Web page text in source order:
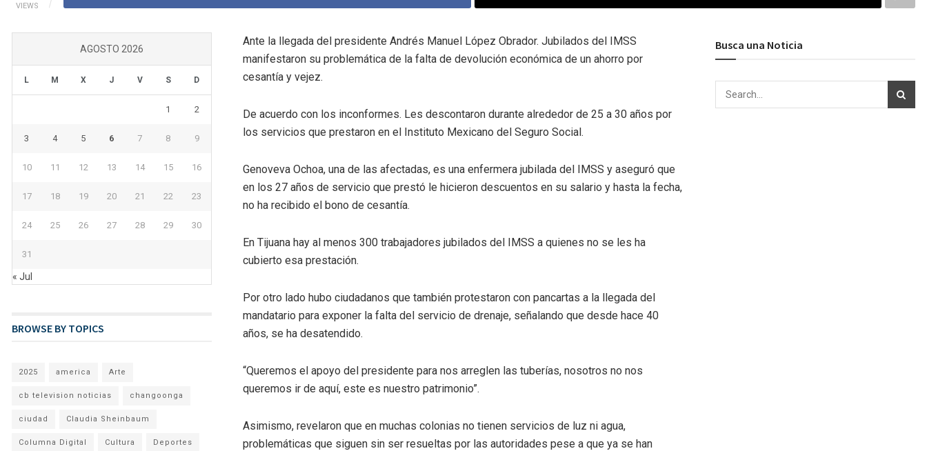
VIEWS
Ante la llegada del presidente Andrés Manuel López Obrador. Jubilados del IMSS
manifestaron su problemática de la falta de devolución económica de un ahorro por
cesantía y vejez.
De acuerdo con los inconformes. Les descontaron durante alrededor de 25 a 30 años por
los servicios que prestaron en el Instituto Mexicano del Seguro Social.
Genoveva Ochoa, una de las afectadas, es una enfermera jubilada del IMSS y aseguró que
en los 27 años de servicio que prestó le hicieron descuentos en su salario y hasta la fecha,
no ha recibido el bono de cesantía.
En Tijuana hay al menos 300 trabajadores jubilados del IMSS a quienes no se les ha
cubierto esa prestación.
Por otro lado hubo ciudadanos que también protestaron con pancartas a la llegada del
mandatario para exponer la falta del servicio de drenaje, señalando que desde hace 40
años, se ha desatendido.
“Queremos el apoyo del presidente para nos arreglen las tuberías, nosotros no nos
queremos ir de aquí, este es nuestro patrimonio”.
Asimismo, revelaron que en muchas colonias no tienen servicios de luz ni agua,
problemáticas que siguen sin ser resueltas por las autoridades pese a que ya se han
AGOSTO 2026
L M X J V S D
1 2
3 4 5 6 7 8 9
10 11 12 13 14 15 16
17 18 19 20 21 22 23
24 25 26 27 28 29 30
31
« Jul
BROWSE BY TOPICS
2025 america Arte
cb television noticias changoonga
ciudad Claudia Sheinbaum
Columna Digital Cultura Deportes
Busca una Noticia